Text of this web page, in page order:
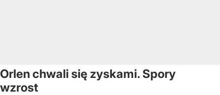
Orlen chwali się zyskami. Spory
wzrost